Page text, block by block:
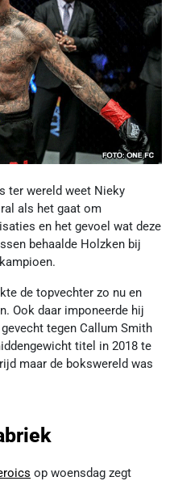
ter wereld weet Nieky
als het gaat om
en het gevoel wat deze
behaalde Holzken bij
de topvechter zo nu en
Ook daar imponeerde hij
tegen Callum Smith
titel in 2018 te
maar de bokswereld was
op woensdag zegt